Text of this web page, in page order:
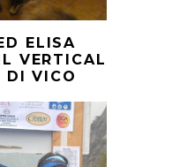
ELISA
VERTICAL
DI VICO